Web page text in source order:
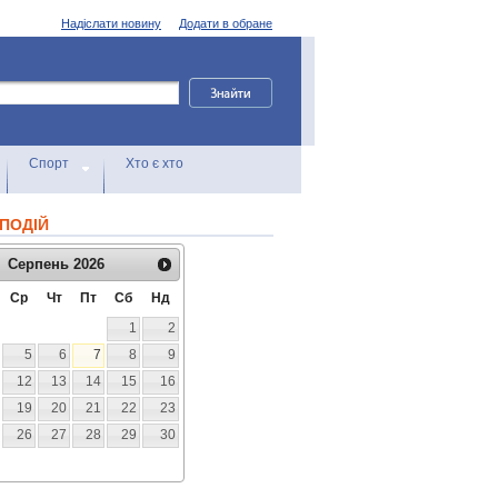
Додати в обране
Надіслати новину
Спорт Хто є хто
Серпень 2026
Ср Чт Пт Сб
Нд
1
2
5 6 7 8
9
12 13 14 15
16
19 20 21 22
23
26 27 28 29
30